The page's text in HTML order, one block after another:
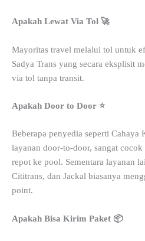
Apakah Lewat Via Tol 🚀
Mayoritas travel melalui tol untuk
Sadya Trans yang secara eksplisit
via tol tanpa transit.
Apakah Door to Door ⭐
Beberapa penyedia seperti Cahaya
layanan door-to-door, sangat
repot ke pool. Sementara layanan
Cititrans, dan Jackal biasanya
point.
Apakah Bisa Kirim Paket 📦